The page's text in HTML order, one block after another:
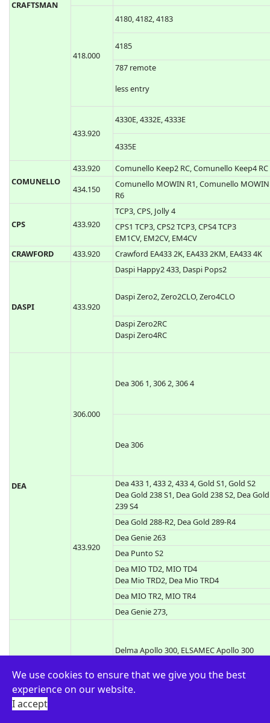
MOTORLIFT
33LM
4180, 4182, 4183
4185
787 remote
less entry
433.920
4330E, 4332E, 4333E
4335E
433.920
Comunello Keep2 RC, Comunello Keep4 RC
Comunello MOWIN R1, Comunello MOWIN
R6
CPS 433.920
TCP3, CPS, Jolly 4
CPS1 TCP3, CPS2 TCP3, CPS4 TCP3
EM1CV, EM2CV, EM4CV
Crawford EA433 2K, EA433 2KM, EA433 4K
Daspi Happy2 433, Daspi Pops2
Daspi Zero2, Zero2CLO, Zero4CLO
Daspi Zero2RC
Dea 433 1, 433 2, 433 4, Gold S1, Gold S2
Dea Gold 238 S1, Dea Gold 238 S2, Dea Gold
239 S4
Dea Gold 288-R2, Dea Gold 289-R4
Dea Genie 263
Dea Punto S2
Dea MIO TD2, MIO TD4
Dea Mio TRD2, Dea Mio TRD4
Dea MIO TR2, MIO TR4
Delma Apollo 300, ELSAMEC Apollo 300
We use cookies to ensure that we give you the best
experience on our website.
I accept